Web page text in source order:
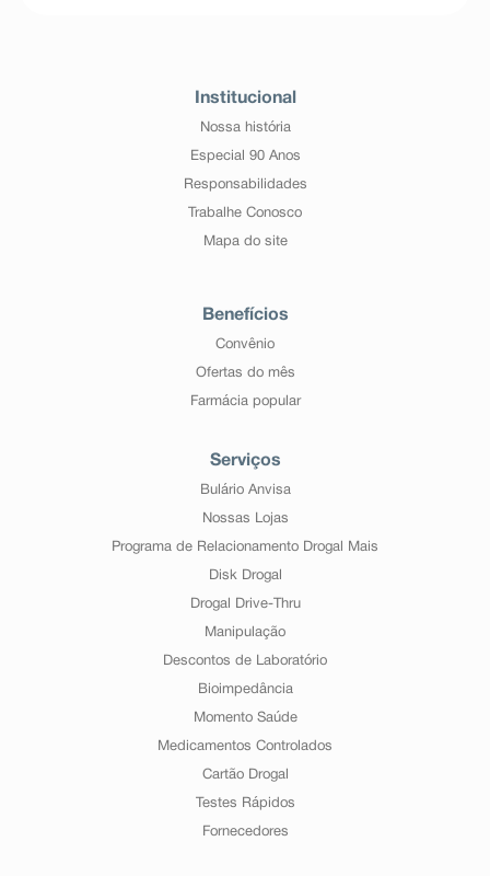
Institucional
Nossa história
Especial 90 Anos
Responsabilidades
Trabalhe Conosco
Mapa do site
Benefícios
Convênio
Ofertas do mês
Farmácia popular
Serviços
Bulário Anvisa
Nossas Lojas
Programa de Relacionamento Drogal Mais
Disk Drogal
Drogal Drive-Thru
Manipulação
Descontos de Laboratório
Bioimpedância
Momento Saúde
Medicamentos Controlados
Cartão Drogal
Testes Rápidos
Fornecedores